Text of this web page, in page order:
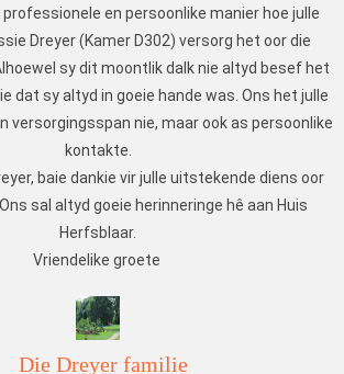
professionele en persoonlike manier hoe julle
Dreyer (Kamer D302) versorg het oor die
sy dit moontlik dalk nie altyd besef het
dat sy altyd in goeie hande was. Ons het julle
versorgingsspan nie, maar ook as persoonlike
kontakte.
baie dankie vir julle uitstekende diens oor
sal altyd goeie herinneringe hê aan Huis
Herfsblaar.
Vriendelike groete
Die Dreyer familie